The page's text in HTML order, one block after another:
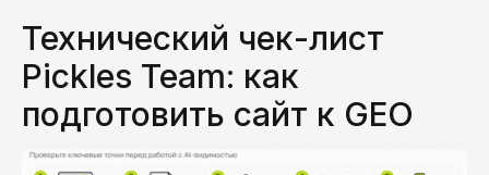
Технический чек-лист
Pickles Team: как
подготовить сайт к GEO